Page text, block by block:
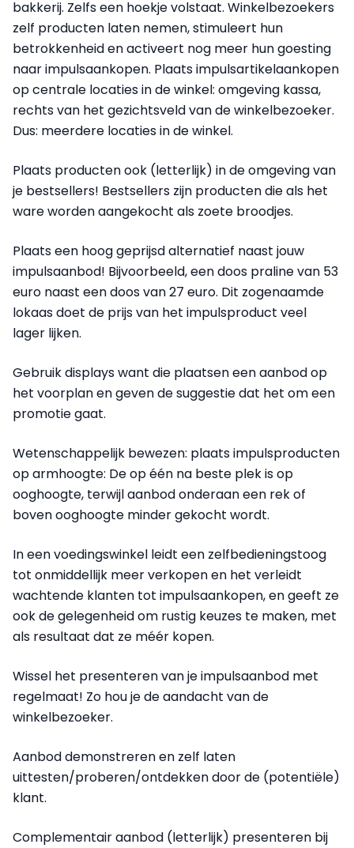
bakkerij. Zelfs een hoekje volstaat. Winkelbezoekers
zelf producten laten nemen, stimuleert hun
betrokkenheid en activeert nog meer hun goesting
naar impulsaankopen. Plaats impulsartikelaankopen
op centrale locaties in de winkel: omgeving kassa,
rechts van het gezichtsveld van de winkelbezoeker.
Dus: meerdere locaties in de winkel.
Plaats producten ook (letterlijk) in de omgeving van
je bestsellers! Bestsellers zijn producten die als het
ware worden aangekocht als zoete broodjes.
Plaats een hoog geprijsd alternatief naast jouw
impulsaanbod! Bijvoorbeeld, een doos praline van 53
euro naast een doos van 27 euro. Dit zogenaamde
lokaas doet de prijs van het impulsproduct veel
lager lijken.
Gebruik displays want die plaatsen een aanbod op
het voorplan en geven de suggestie dat het om een
promotie gaat.
Wetenschappelijk bewezen: plaats impulsproducten
op armhoogte: De op één na beste plek is op
ooghoogte, terwijl aanbod onderaan een rek of
boven ooghoogte minder gekocht wordt.
In een voedingswinkel leidt een zelfbedieningstoog
tot onmiddellijk meer verkopen en het verleidt
wachtende klanten tot impulsaankopen, en geeft ze
ook de gelegenheid om rustig keuzes te maken, met
als resultaat dat ze méér kopen.
Wissel het presenteren van je impulsaanbod met
regelmaat! Zo hou je de aandacht van de
winkelbezoeker.
Aanbod demonstreren en zelf laten
uittesten/proberen/ontdekken door de (potentiële)
klant.
Complementair aanbod (letterlijk) presenteren bij